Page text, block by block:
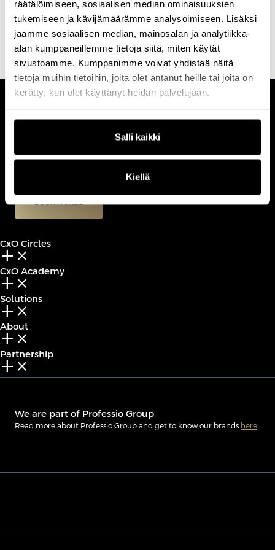
räätälöimiseen, sosiaalisen median ominaisuuksien
tukemiseen ja kävijämäärämme analysoimiseen. Lisäksi
jaamme sosiaalisen median, mainosalan ja analytiikka-
alan kumppaneillemme tietoja siitä, miten käytät
sivustoamme. Kumppanimme voivat yhdistää näitä
tietoja muihin tietoihin, joita olet antanut heille tai joita on
kerätty, kun olet käyttänyt heidän palvelujaan.
Salli kaikki
Kiellä
teknologian hyödyntäminen niin välillisessä kuin välittömässä
asiakastyössä on ollut kehittämistyön painopisteenä.
customerservice@professio.fi
Book a call
CxO Circles
add_2 close
CxO Academy
add_2 close
Solutions
add_2 close
About
add_2 close
Partnership
add_2 close
We are part of Professio Group
Read more about Professio Group and get to know our brands here.